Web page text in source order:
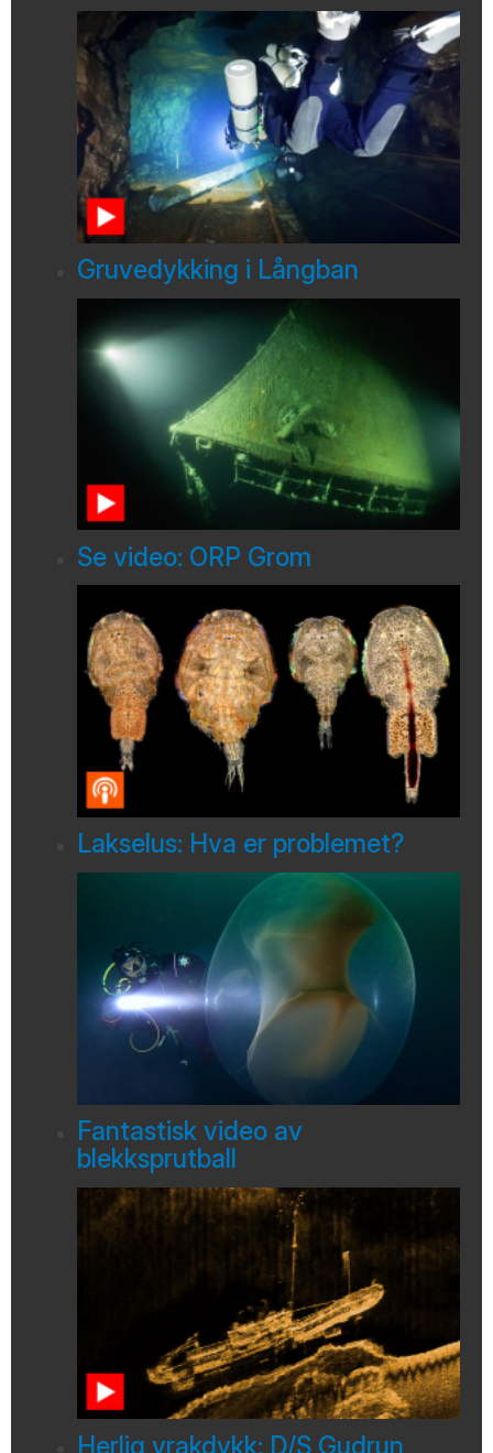
Gruvedykking i Långban
Se video: ORP Grom
Lakselus: Hva er problemet?
Fantastisk video av
blekksprutball
Herlig vrakdykk: D/S Gudrun